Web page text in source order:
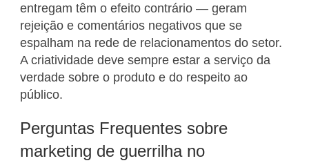
entregam têm o efeito contrário — geram
rejeição e comentários negativos que se
espalham na rede de relacionamentos do setor.
A criatividade deve sempre estar a serviço da
verdade sobre o produto e do respeito ao
público.
Perguntas Frequentes sobre
marketing de guerrilha no